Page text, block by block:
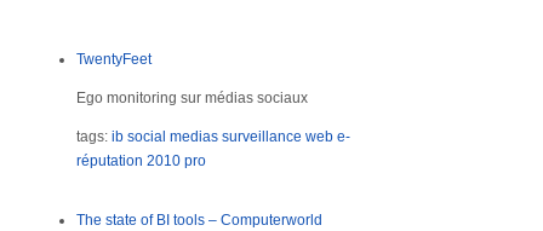
TwentyFeet
Ego monitoring sur médias sociaux
tags: ib social medias surveillance web e-
réputation 2010 pro
The state of BI tools – Computerworld